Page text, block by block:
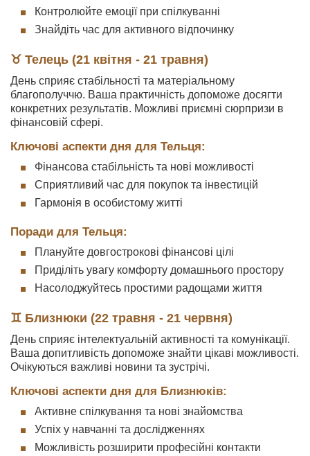
Контролюйте емоції при спілкуванні
Знайдіть час для активного відпочинку
♉ Телець (21 квітня - 21 травня)
День сприяє стабільності та матеріальному
благополуччю. Ваша практичність допоможе досягти
конкретних результатів. Можливі приємні сюрпризи в
фінансовій сфері.
Ключові аспекти дня для Тельця:
Фінансова стабільність та нові можливості
Сприятливий час для покупок та інвестицій
Гармонія в особистому житті
Поради для Тельця:
Плануйте довгострокові фінансові цілі
Приділіть увагу комфорту домашнього простору
Насолоджуйтесь простими радощами життя
♊ Близнюки (22 травня - 21 червня)
День сприяє інтелектуальній активності та комунікації.
Ваша допитливість допоможе знайти цікаві можливості.
Очікуються важливі новини та зустрічі.
Ключові аспекти дня для Близнюків:
Активне спілкування та нові знайомства
Успіх у навчанні та дослідженнях
Можливість розширити професійні контакти